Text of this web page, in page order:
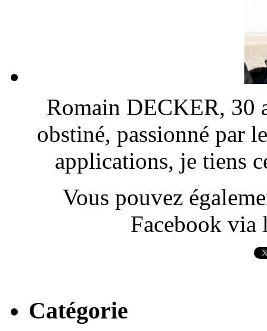
Romain DECKER, 30
obstiné, passionné par
applications, je tiens
Vous pouvez
Facebook via
Catégorie